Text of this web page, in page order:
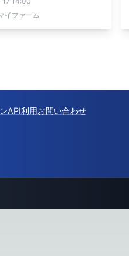
イファーム
API利用お問い合わせ